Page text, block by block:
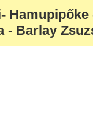
Hamupipőke
- Barlay